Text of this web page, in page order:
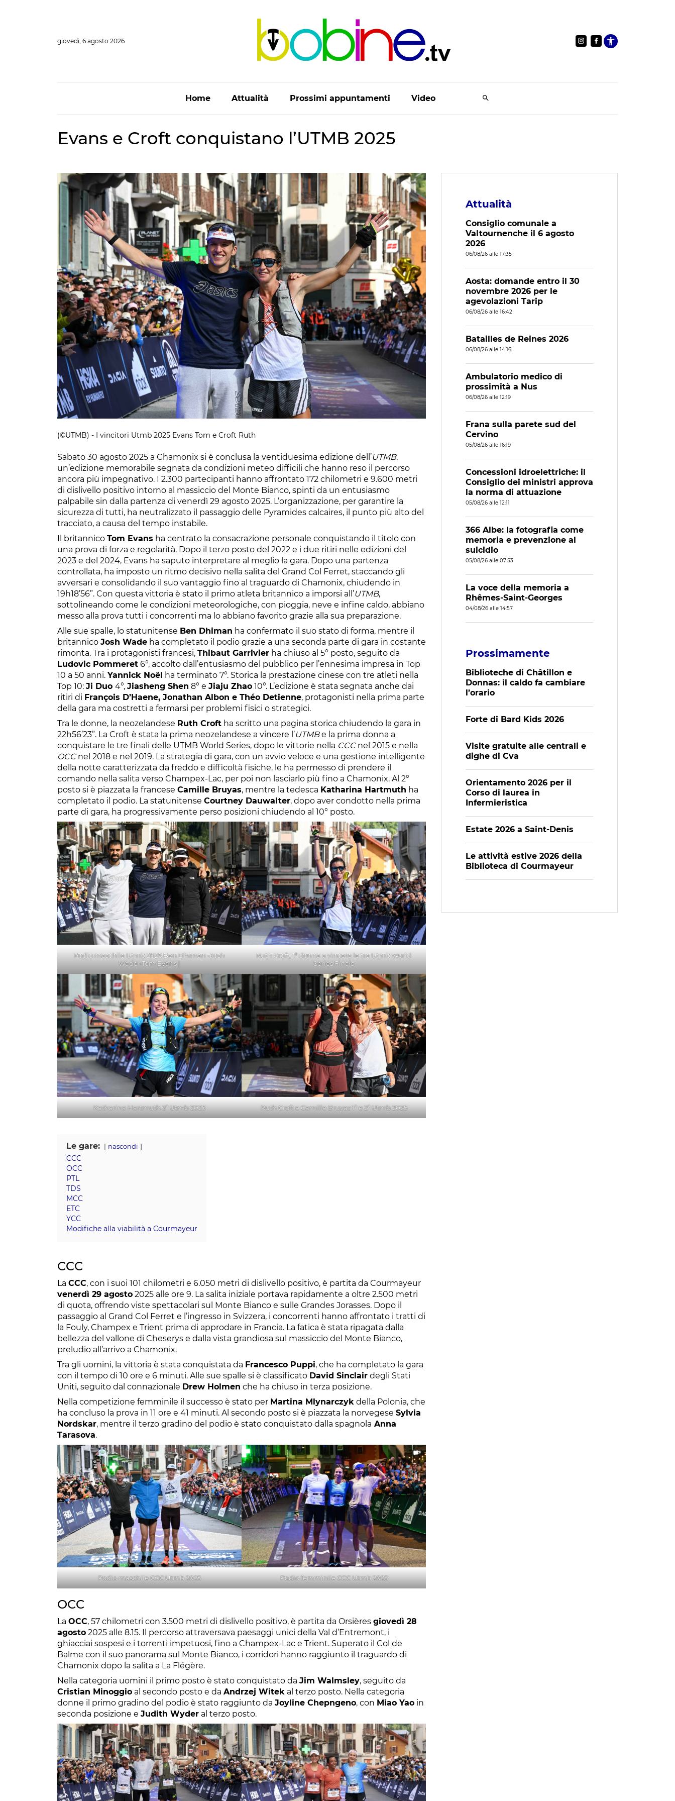
giovedì, 6 agosto 2026 Apri le
Home Attualità Prossimi appuntamenti Video
Evans e Croft conquistano l’UTMB 2025
(©UTMB) - I vincitori Utmb 2025 Evans Tom e Croft Ruth
Sabato 30 agosto 2025 a Chamonix si è conclusa la ventiduesima edizione dell’UTMB,
un’edizione memorabile segnata da condizioni meteo difficili che hanno reso il percorso
ancora più impegnativo. I 2.300 partecipanti hanno affrontato 172 chilometri e 9.600 metri
di dislivello positivo intorno al massiccio del Monte Bianco, spinti da un entusiasmo
palpabile sin dalla partenza di venerdì 29 agosto 2025. L’organizzazione, per garantire la
sicurezza di tutti, ha neutralizzato il passaggio delle Pyramides calcaires, il punto più alto del
tracciato, a causa del tempo instabile.
Il britannico Tom Evans ha centrato la consacrazione personale conquistando il titolo con
una prova di forza e regolarità. Dopo il terzo posto del 2022 e i due ritiri nelle edizioni del
2023 e del 2024, Evans ha saputo interpretare al meglio la gara. Dopo una partenza
controllata, ha imposto un ritmo decisivo nella salita del Grand Col Ferret, staccando gli
avversari e consolidando il suo vantaggio fino al traguardo di Chamonix, chiudendo in
19h18’56”. Con questa vittoria è stato il primo atleta britannico a imporsi all’UTMB,
sottolineando come le condizioni meteorologiche, con pioggia, neve e infine caldo, abbiano
messo alla prova tutti i concorrenti ma lo abbiano favorito grazie alla sua preparazione.
Alle sue spalle, lo statunitense Ben Dhiman ha confermato il suo stato di forma, mentre il
britannico Josh Wade ha completato il podio grazie a una seconda parte di gara in costante
rimonta. Tra i protagonisti francesi, Thibaut Garrivier ha chiuso al 5° posto, seguito da
Ludovic Pommeret 6°, accolto dall’entusiasmo del pubblico per l’ennesima impresa in Top
10 a 50 anni. Yannick Noël ha terminato 7°. Storica la prestazione cinese con tre atleti nella
Top 10: Ji Duo 4°, Jiasheng Shen 8° e Jiaju Zhao 10°. L’edizione è stata segnata anche dai
ritiri di François D’Haene, Jonathan Albon e Théo Detienne, protagonisti nella prima parte
della gara ma costretti a fermarsi per problemi fisici o strategici.
Tra le donne, la neozelandese Ruth Croft ha scritto una pagina storica chiudendo la gara in
22h56’23”. La Croft è stata la prima neozelandese a vincere l’UTMBe la prima donna a
conquistare le tre finali delle UTMB World Series, dopo le vittorie nella CCCnel 2015 e nella
OCCnel 2018 e nel 2019. La strategia di gara, con un avvio veloce e una gestione intelligente
della notte caratterizzata da freddo e difficoltà fisiche, le ha permesso di prendere il
comando nella salita verso Champex-Lac, per poi non lasciarlo più fino a Chamonix. Al 2°
posto si è piazzata la francese Camille Bruyas, mentre la tedesca Katharina Hartmuth ha
completato il podio. La statunitense Courtney Dauwalter, dopo aver condotto nella prima
parte di gara, ha progressivamente perso posizioni chiudendo al 10° posto.
Podio maschile Utmb 2025 Ben Dhiman -Josh
Wade -Tom Evans |
Ruth Croft, 1ª donna a vincere le tre Utmb World
Series Finals
Katharina Hartmuth 3ª Utmb 2025 Ruth Croft e Camille Bruyas 1ª e 2ª Utmb 2025
Le gare: nascondi
CCC
OCC
PTL
TDS
MCC
ETC
YCC
Modifiche alla viabilità a Courmayeur
CCC
La CCC, con i suoi 101 chilometri e 6.050 metri di dislivello positivo, è partita da Courmayeur
venerdì 29 agosto 2025 alle ore 9. La salita iniziale portava rapidamente a oltre 2.500 metri
di quota, offrendo viste spettacolari sul Monte Bianco e sulle Grandes Jorasses. Dopo il
passaggio al Grand Col Ferret e l’ingresso in Svizzera, i concorrenti hanno affrontato i tratti di
la Fouly, Champex e Trient prima di approdare in Francia. La fatica è stata ripagata dalla
bellezza del vallone di Cheserys e dalla vista grandiosa sul massiccio del Monte Bianco,
preludio all’arrivo a Chamonix.
Tra gli uomini, la vittoria è stata conquistata da Francesco Puppi, che ha completato la gara
con il tempo di 10 ore e 6 minuti. Alle sue spalle si è classificato David Sinclair degli Stati
Uniti, seguito dal connazionale Drew Holmen che ha chiuso in terza posizione.
Nella competizione femminile il successo è stato per Martina Mlynarczyk della Polonia, che
ha concluso la prova in 11 ore e 41 minuti. Al secondo posto si è piazzata la norvegese Sylvia
Nordskar, mentre il terzo gradino del podio è stato conquistato dalla spagnola Anna
Tarasova.
Podio maschile CCC Utmb 2025 Podio femminile CCC Utmb 2025
OCC
La OCC, 57 chilometri con 3.500 metri di dislivello positivo, è partita da Orsières giovedì 28
agosto 2025 alle 8.15. Il percorso attraversava paesaggi unici della Val d’Entremont, i
ghiacciai sospesi e i torrenti impetuosi, fino a Champex-Lac e Trient. Superato il Col de
Balme con il suo panorama sul Monte Bianco, i corridori hanno raggiunto il traguardo di
Chamonix dopo la salita a La Flégère.
Nella categoria uomini il primo posto è stato conquistato da Jim Walmsley, seguito da
Cristian Minoggio al secondo posto e da Andrzej Witek al terzo posto. Nella categoria
donne il primo gradino del podio è stato raggiunto da Joyline Chepngeno, con Miao Yao in
seconda posizione e Judith Wyder al terzo posto.
Attualità
Consiglio comunale a
Valtournenche il 6 agosto
2026
06/08/26 alle 17:35
Aosta: domande entro il 30
novembre 2026 per le
agevolazioni Tarip
06/08/26 alle 16:42
Batailles de Reines 2026
06/08/26 alle 14:16
Ambulatorio medico di
prossimità a Nus
06/08/26 alle 12:19
Frana sulla parete sud del
Cervino
05/08/26 alle 16:19
Concessioni idroelettriche: il
Consiglio dei ministri approva
la norma di attuazione
05/08/26 alle 12:11
366 Albe: la fotografia come
memoria e prevenzione al
suicidio
05/08/26 alle 07:53
La voce della memoria a
Rhêmes-Saint-Georges
04/08/26 alle 14:57
Prossimamente
Biblioteche di Châtillon e
Donnas: il caldo fa cambiare
l’orario
Forte di Bard Kids 2026
Visite gratuite alle centrali e
dighe di Cva
Orientamento 2026 per il
Corso di laurea in
Infermieristica
Estate 2026 a Saint-Denis
Le attività estive 2026 della
Biblioteca di Courmayeur